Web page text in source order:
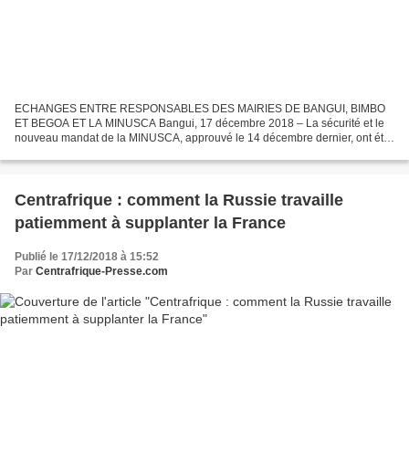
ECHANGES ENTRE RESPONSABLES DES MAIRIES DE BANGUI, BIMBO
ET BEGOA ET LA MINUSCA Bangui, 17 décembre 2018 – La sécurité et le
nouveau mandat de la MINUSCA, approuvé le 14 décembre dernier, ont été
Centrafrique : comment la Russie travaille
patiemment à supplanter la France
Publié le 17/12/2018 à 15:52
Par Centrafrique-Presse.com